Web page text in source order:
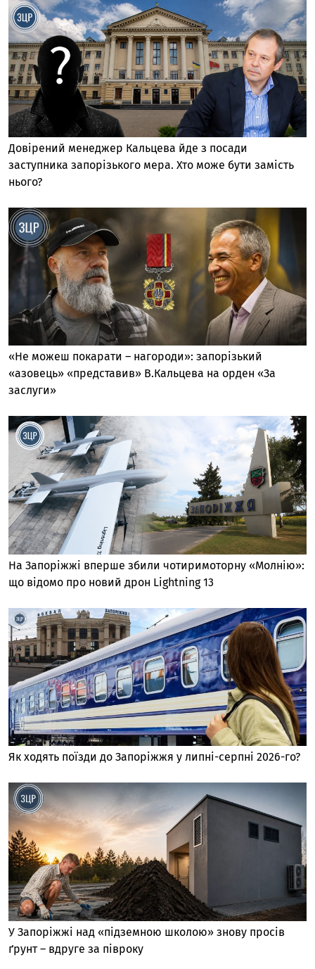
Довірений менеджер Кальцева йде з посади
заступника запорізького мера. Хто може бути замість
нього?
«Не можеш покарати – нагороди»: запорізький
«азовець» «представив» В.Кальцева на орден «За
заслуги»
На Запоріжжі вперше збили чотиримоторну «Молнію»:
що відомо про новий дрон Lightning 13
Як ходять поїзди до Запоріжжя у липні-серпні 2026-го?
У Запоріжжі над «підземною школою» знову просів
ґрунт – вдруге за півроку